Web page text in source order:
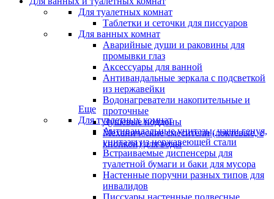
Для туалетных комнат
Таблетки и сеточки для писсуаров
Для ванных комнат
Аварийные души и раковины для
промывки глаз
Аксессуары для ванной
Антивандальные зеркала с подсветкой
из нержавейки
Водонагреватели накопительные и
проточные
Душевые поддоны
Механические смесители (локтевые, с
кнопкой) для воды
Еще
Для туалетных комнат
Антивандальные унитазы, чаши генуя,
унитазы из нержавеющей стали
Встраиваемые диспенсеры для
туалетной бумаги и баки для мусора
Настенные поручни разных типов для
инвалидов
Писсуары настенные подвесные